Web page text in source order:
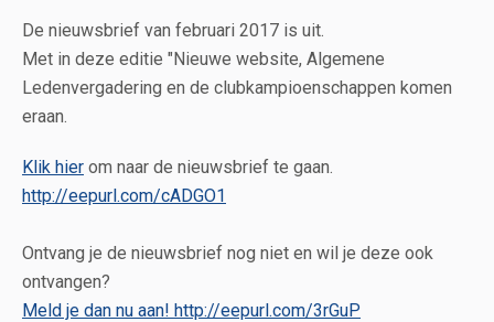
De nieuwsbrief van februari 2017 is uit.
Met in deze editie "Nieuwe website, Algemene
Ledenvergadering en de clubkampioenschappen komen
eraan.
Klik hier om naar de nieuwsbrief te gaan.
http://eepurl.com/cADGO1
Ontvang je de nieuwsbrief nog niet en wil je deze ook
ontvangen?
Meld je dan nu aan! http://eepurl.com/3rGuP